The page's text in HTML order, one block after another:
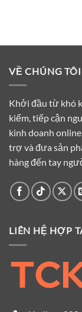
VỀ CHÚNG TÔI
Khởi đầu từ khó
kiếm, tiếp cận
kinh doanh
trợ và đưa sản
hàng đến tay
LIÊN HỆ HỢP